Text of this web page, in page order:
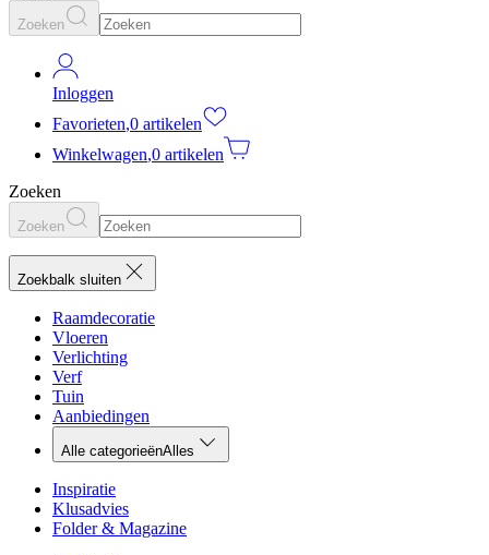
Zoeken
Inloggen
Favorieten,0 artikelen
Winkelwagen,0 artikelen
Zoeken
Zoeken
Zoekbalk sluiten
Raamdecoratie
Vloeren
Verlichting
Verf
Tuin
Aanbiedingen
Alle categorieënAlles
Inspiratie
Klusadvies
Folder & Magazine